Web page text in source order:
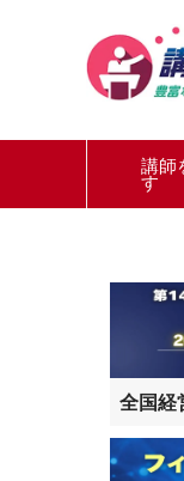
講師
す
全国経